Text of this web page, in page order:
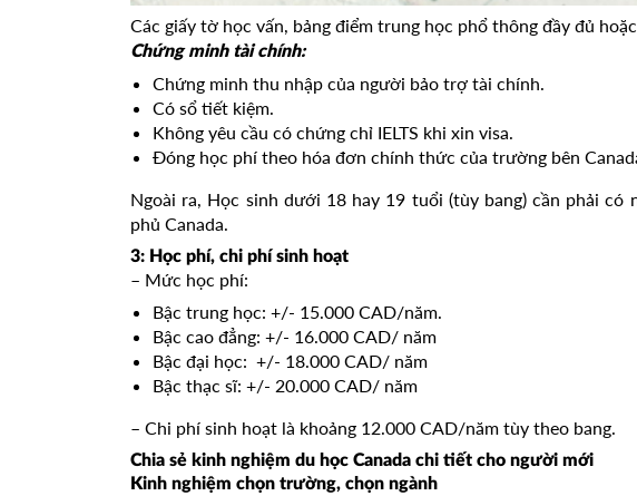
Các giấy tờ học vấn, bảng điểm trung học phổ thông đầy đủ
Chứng minh tài chính:
Chứng minh thu nhập của người bảo trợ tài chính.
Có sổ tiết kiệm.
Không yêu cầu có chứng chỉ IELTS khi xin visa.
Đóng học phí theo hóa đơn chính thức của trường bên
Ngoài ra, Học sinh dưới 18 hay 19 tuổi (tùy bang) cần phải có
phủ Canada.
3: Học phí, chi phí sinh hoạt
– Mức học phí:
Bậc trung học: +/- 15.000 CAD/năm.
Bậc cao đẳng: +/- 16.000 CAD/ năm
Bậc đại học: +/- 18.000 CAD/ năm
Bậc thạc sĩ: +/- 20.000 CAD/ năm
– Chi phí sinh hoạt là khoảng 12.000 CAD/năm tùy theo bang.
Chia sẻ kinh nghiệm du học Canada chi tiết cho người mới
Kinh nghiệm chọn trường, chọn ngành